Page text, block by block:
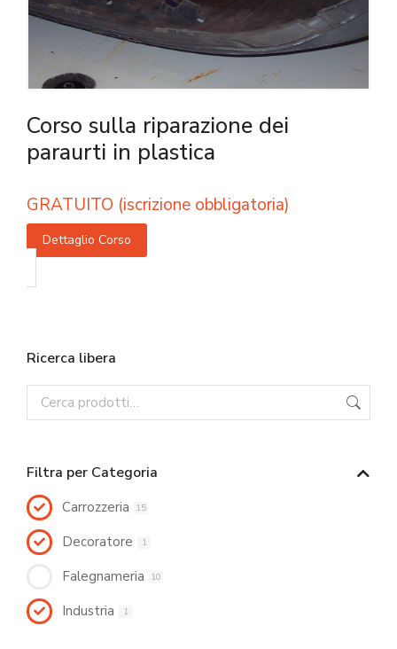
Corso sulla riparazione dei
paraurti in plastica
GRATUITO (iscrizione obbligatoria)
Dettaglio Corso
Ricerca libera
Filtra per Categoria
Carrozzeria 15
Decoratore 1
Falegnameria 10
Industria 1